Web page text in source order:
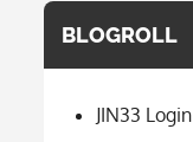
BLOGROLL
JIN33 Login